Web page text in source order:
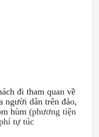
đi tham quan về
người dân trên đảo,
hùm (phương tiện
tự túc